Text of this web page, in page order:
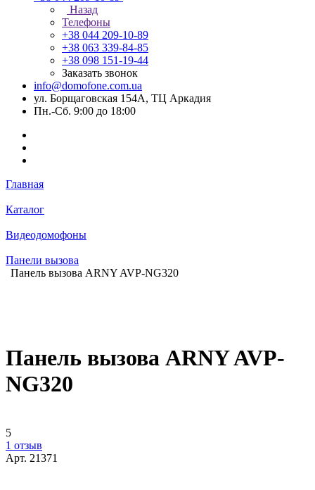
Назад
Телефоны
+38 044 209-10-89
+38 063 339-84-85
+38 098 151-19-44
Заказать звонок
info@domofone.com.ua
ул. Борщаговская 154А, ТЦ Аркадия
Пн.-Сб. 9:00 до 18:00
Главная
Каталог
Видеодомофоны
Панели вызова
Панель вызова ARNY AVP-NG320
Панель вызова ARNY AVP-
NG320
5
1 отзыв
Арт. 21371